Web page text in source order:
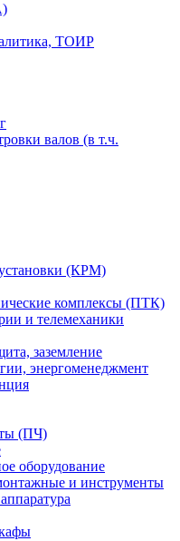
ТОИР
валов (в т.ч.
(КРМ)
комплексы (ПТК)
и телемеханики
заземление
энергоменеджмент
(ПЧ)
оборудование
и инструменты